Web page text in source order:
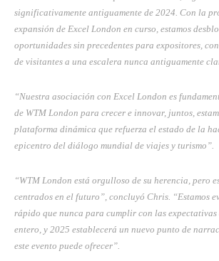
significativamente antiguamente de 2024. Con la
expansión de Excel London en curso, estamos
oportunidades sin precedentes para expositores,
de visitantes a una escalera nunca antiguamente
“Nuestra asociación con Excel London es
de WTM London para crecer e innovar, juntos,
plataforma dinámica que refuerza el estado de la
epicentro del diálogo mundial de viajes y turismo”.
“WTM London está orgulloso de su herencia, pero
centrados en el futuro”, concluyó Chris. “Estamos
rápido que nunca para cumplir con las
entero, y 2025 establecerá un nuevo punto de
este evento puede ofrecer”.